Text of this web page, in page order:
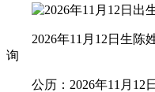
2026年11月12日生陈
询
公历：2026年11月12日